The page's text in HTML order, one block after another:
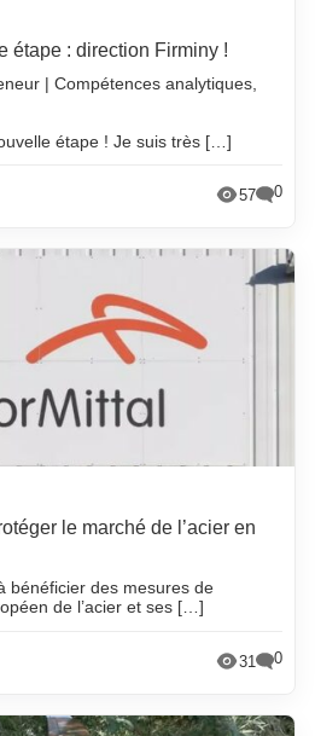
étape : direction Firminy !
| Compétences analytiques,
étape ! Je suis très […]
57 0
le marché de l’acier en
bénéficier des mesures de
de l’acier et ses […]
31 0